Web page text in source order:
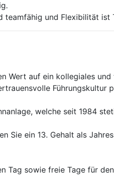
und Flexibilität ist
Wert auf ein kollegiales
Führungskultur
welche seit 1984
Sie ein 13. Gehalt als
Tag sowie freie Tage für den